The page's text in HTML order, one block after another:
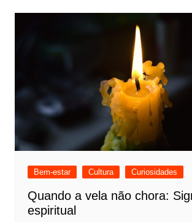
Bem-estar Cultura Curiosidades
Quando a vela não chora:
espiritual